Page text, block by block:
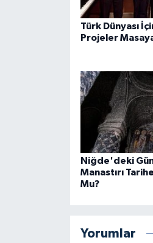
Türk Dünyası
Projeler Masaya
Niğde'deki
Manastırı
Mu?
Yorumlar